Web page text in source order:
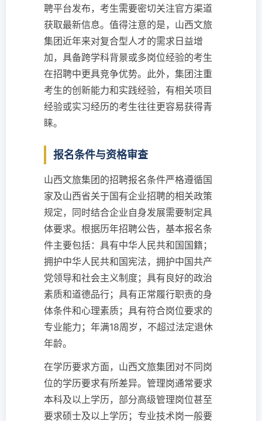
聘平台发布，考生需要密切关注官方渠道
获取最新信息。值得注意的是，山西文旅
集团近年来对复合型人才的需求日益增
加，具备跨学科背景或多岗位经验的考生
在招聘中更具竞争优势。此外，集团注重
考生的创新能力和实践经验，有相关项目
经验或实习经历的考生往往更容易获得青
睐。
报名条件与资格审查
山西文旅集团的招聘报名条件严格遵循国
家及山西省关于国有企业招聘的相关政策
规定，同时结合企业自身发展需要制定具
体要求。根据历年招聘公告，基本报名条
件主要包括：具有中华人民共和国国籍；
拥护中华人民共和国宪法，拥护中国共产
党领导和社会主义制度；具有良好的政治
素质和道德品行；具有正常履行职责的身
体条件和心理素质；具有符合岗位要求的
专业能力；年满18周岁，不超过法定退休
年龄。
在学历要求方面，山西文旅集团对不同岗
位的学历要求有所差异。管理岗通常要求
本科及以上学历，部分高级管理岗位甚至
要求硕士及以上学历；专业技术岗一般要